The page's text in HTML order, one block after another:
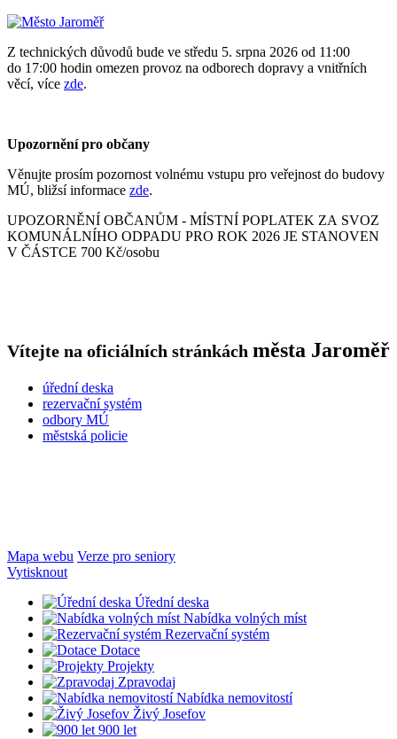
Z technických důvodů bude ve středu 5. srpna 2026 od 11:00
do 17:00 hodin omezen provoz na odborech dopravy a vnitřních
věcí, více zde.
Upozornění pro občany
Věnujte prosím pozornost volnému vstupu pro veřejnost do budovy
MÚ, bližsí informace zde.
UPOZORNĚNÍ OBČANŮM - MÍSTNÍ POPLATEK ZA SVOZ
KOMUNÁLNÍHO ODPADU PRO ROK 2026 JE STANOVEN
V ČÁSTCE 700 Kč/osobu
Vítejte na oficiálních stránkách města Jaroměř
úřední deska
rezervační systém
odbory MÚ
městská policie
Mapa webu Verze pro seniory
Vytisknout
Úřední deska
Nabídka volných míst
Rezervační systém
Dotace
Projekty
Zpravodaj
Nabídka nemovitostí
Živý Josefov
900 let